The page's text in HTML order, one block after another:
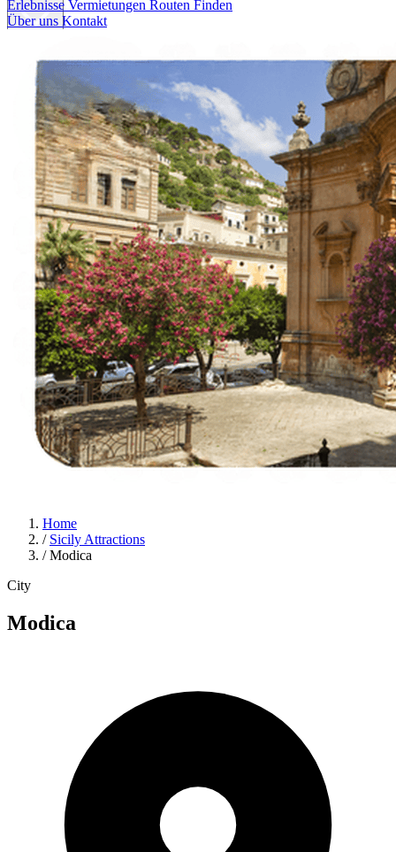
Über uns Kontakt
Italiano English Français Deutsch Español
Menu
Erlebnisse Vermietungen Routen Finden
Über uns Kontakt
Home
/ Sicily Attractions
/ Modica
City
Modica